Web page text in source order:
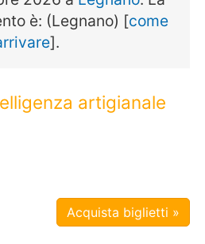
è: (Legnano) [come
].
artigianale
Acquista biglietti »